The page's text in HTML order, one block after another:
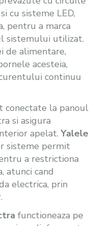
cu sisteme LED,
pentru a marca
sistemului utilizat.
de alimentare,
acesteia,
continuu
conectate la panoul
si asigura
apelat.Yalele
sisteme permit
a restrictiona
atunci cand
electrica, prin
functioneaza pe